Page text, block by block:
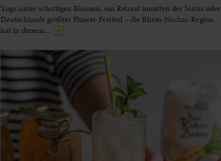
Yoga unter schattigen Bäumen, ein Retreat inmitten der Natur oder
Deutschlands größtes Fitness-Festival – die Rhein-Neckar-Region
hat in diesem...